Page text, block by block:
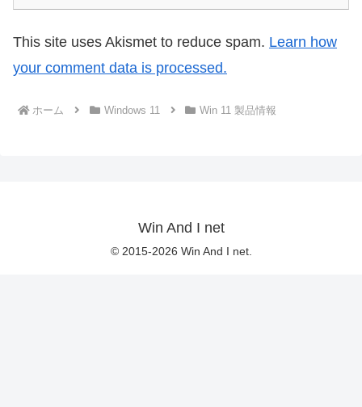
This site uses Akismet to reduce spam. Learn how
your comment data is processed.
ホーム Windows 11 Win 11 製品情報
Win And I net
© 2015-2026 Win And I net.